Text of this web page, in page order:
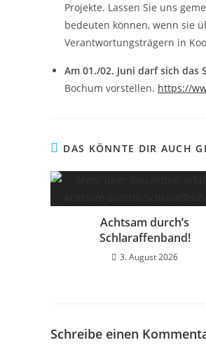
Projekte. Lassen Sie uns
bedeuten können, wenn sie
Verantwortungsträgern in
Am 01./02. Juni darf sich
Bochum vorstellen. https://
DAS KÖNNTE DIR AUCH
Achtsam durch’s
Schlaraffenband!
3. August 2026
Schreibe einen